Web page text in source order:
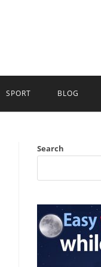
SPORT BLOG
Search